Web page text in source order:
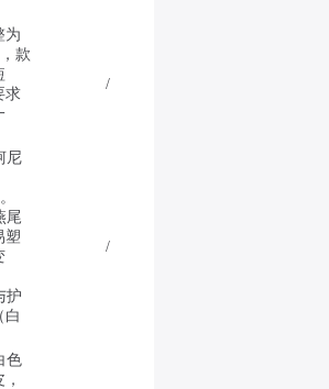
为
款
求
/
尼
尾
塑
护
白
/
色